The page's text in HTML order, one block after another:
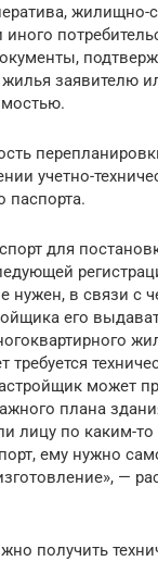
жилищно-
заявителю
учетно-
паспорта.
для
нужен, в связи с
его
требуется
может
плана
лицу по каким-
ему нужно
—
получить